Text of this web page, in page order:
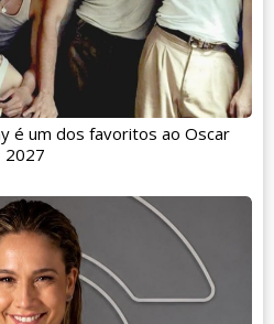
é um dos favoritos ao Oscar
2027